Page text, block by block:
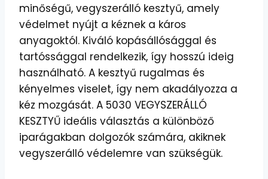
minőségű, vegyszerálló kesztyű, amely
védelmet nyújt a kéznek a káros
anyagoktól. Kiváló kopásállósággal és
tartóssággal rendelkezik, így hosszú ideig
használható. A kesztyű rugalmas és
kényelmes viselet, így nem akadályozza a
kéz mozgását. A 5030 VEGYSZERÁLLÓ
KESZTYŰ ideális választás a különböző
iparágakban dolgozók számára, akiknek
vegyszerálló védelemre van szükségük.